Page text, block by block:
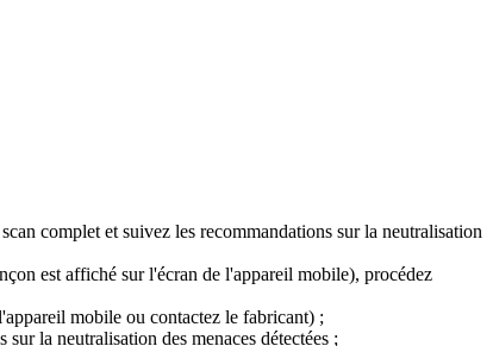
complet et suivez les recommandations sur la neutralisation
est affiché sur l'écran de l'appareil mobile), procédez
mobile ou contactez le fabricant) ;
la neutralisation des menaces détectées ;